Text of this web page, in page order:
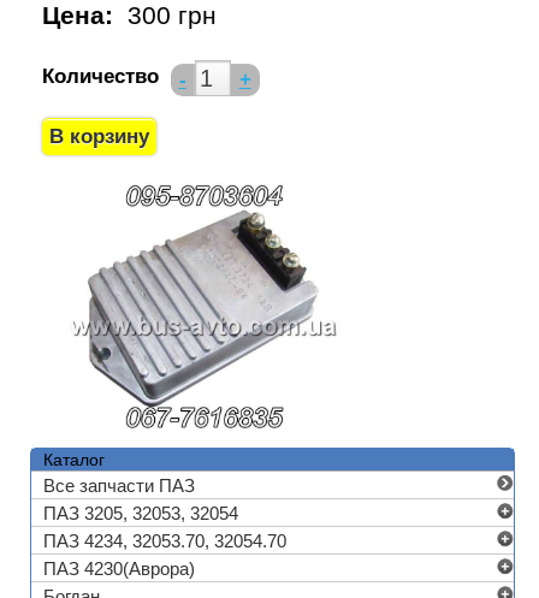
Цена: 300 грн
Количество - +
Каталог
Все запчасти ПАЗ
ПАЗ 3205, 32053, 32054
ПАЗ 4234, 32053.70, 32054.70
ПАЗ 4230(Аврора)